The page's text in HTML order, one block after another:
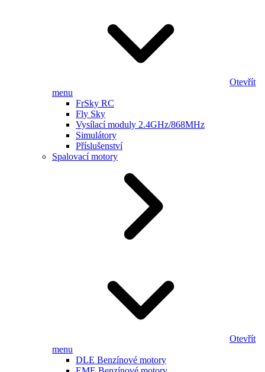
Otevřít
menu
FrSky RC
Fly Sky
Vysílací moduly 2.4GHz/868MHz
Simulátory
Příslušenství
Spalovací motory
Otevřít
menu
DLE Benzínové motory